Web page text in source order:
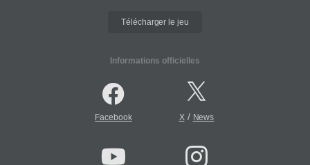
Télécharger le jeu
Informations officielles
Facebook X/ News